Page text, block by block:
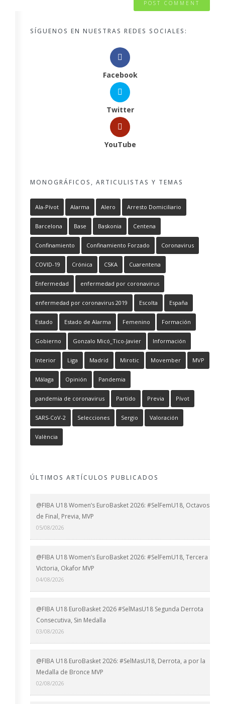
SÍGUENOS EN NUESTRAS REDES SOCIALES:
Facebook
Twitter
YouTube
MONOGRÁFICOS, ARTICULISTAS Y TEMAS
Ala-Pívot Alarma Alero Arresto Domiciliario
Barcelona Base Baskonia Centena
Confinamiento Confinamiento Forzado Coronavirus
COVID-19 Crónica CSKA Cuarentena
Enfermedad enfermedad por coronavirus
enfermedad por coronavirus 2019 Escolta España
Estado Estado de Alarma Femenino Formación
Gobierno Gonzalo Micó_Tico-Javier Información
Interior Liga Madrid Mirotic Movember MVP
Málaga Opinión Pandemia
pandemia de coronavirus Partido Previa Pívot
SARS-CoV-2 Selecciones Sergio Valoración
València
ÚLTIMOS ARTÍCULOS PUBLICADOS
@FIBA U18 Women’s EuroBasket 2026: #SelFemU18, Octavos
de Final, Previa, MVP
05/08/2026
@FIBA U18 Women’s EuroBasket 2026: #SelFemU18, Tercera
Victoria, Okafor MVP
04/08/2026
@FIBA U18 EuroBasket 2026 #SelMasU18 Segunda Derrota
Consecutiva, Sin Medalla
03/08/2026
@FIBA U18 EuroBasket 2026: #SelMasU18, Derrota, a por la
Medalla de Bronce MVP
02/08/2026